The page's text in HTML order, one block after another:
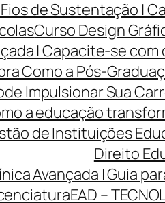
de Sustentação |
Curso Design
| Capacite-se com
Como a Pós-
Impulsionar Sua
a educação
de Instituições
Direito
Avançada | Guia
EAD –